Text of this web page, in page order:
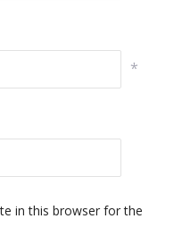
*
in this browser for the